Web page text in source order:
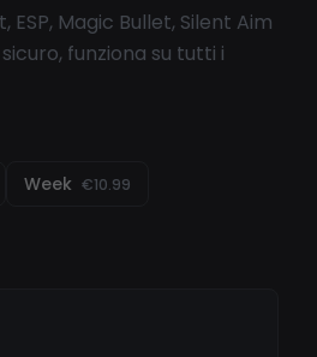
Magic Bullet, Silent Aim
funziona su tutti i
Week €10.99